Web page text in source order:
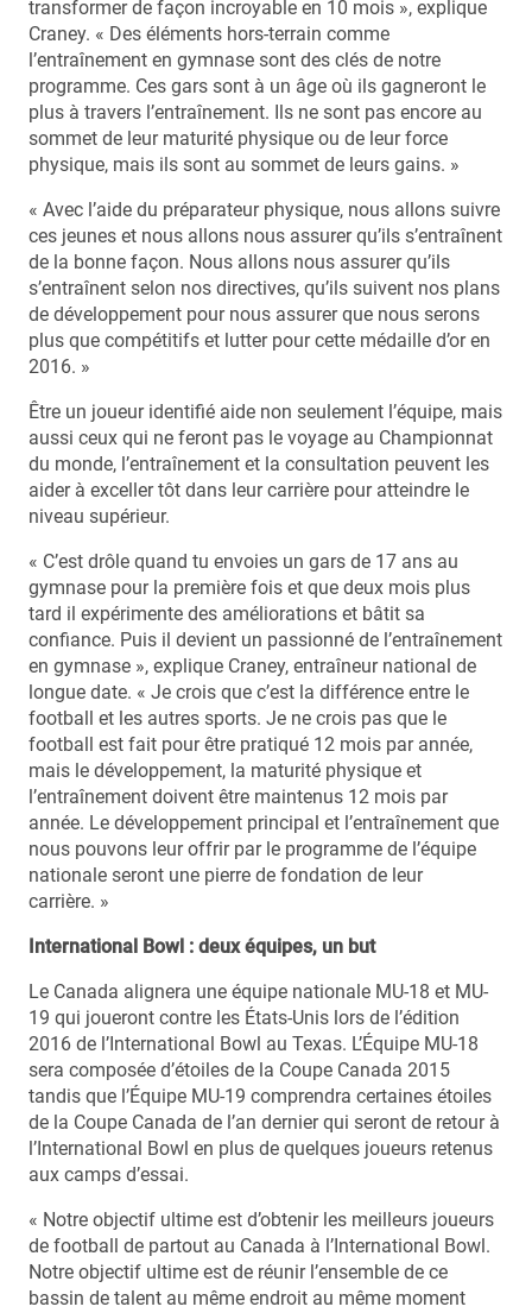
transformer de façon incroyable en 10 mois », explique
Craney. « Des éléments hors-terrain comme
l’entraînement en gymnase sont des clés de notre
programme. Ces gars sont à un âge où ils gagneront le
plus à travers l’entraînement. Ils ne sont pas encore au
sommet de leur maturité physique ou de leur force
physique, mais ils sont au sommet de leurs gains. »
« Avec l’aide du préparateur physique, nous allons suivre
ces jeunes et nous allons nous assurer qu’ils s’entraînent
de la bonne façon. Nous allons nous assurer qu’ils
s’entraînent selon nos directives, qu’ils suivent nos plans
de développement pour nous assurer que nous serons
plus que compétitifs et lutter pour cette médaille d’or en
2016. »
Être un joueur identifié aide non seulement l’équipe, mais
aussi ceux qui ne feront pas le voyage au Championnat
du monde, l’entraînement et la consultation peuvent les
aider à exceller tôt dans leur carrière pour atteindre le
niveau supérieur.
« C’est drôle quand tu envoies un gars de 17 ans au
gymnase pour la première fois et que deux mois plus
tard il expérimente des améliorations et bâtit sa
confiance. Puis il devient un passionné de l’entraînement
en gymnase », explique Craney, entraîneur national de
longue date. « Je crois que c’est la différence entre le
football et les autres sports. Je ne crois pas que le
football est fait pour être pratiqué 12 mois par année,
mais le développement, la maturité physique et
l’entraînement doivent être maintenus 12 mois par
année. Le développement principal et l’entraînement que
nous pouvons leur offrir par le programme de l’équipe
nationale seront une pierre de fondation de leur
carrière. »
International Bowl : deux équipes, un but
Le Canada alignera une équipe nationale MU-18 et MU-
19 qui joueront contre les États-Unis lors de l’édition
2016 de l’International Bowl au Texas. L’Équipe MU-18
sera composée d’étoiles de la Coupe Canada 2015
tandis que l’Équipe MU-19 comprendra certaines étoiles
de la Coupe Canada de l’an dernier qui seront de retour à
l’International Bowl en plus de quelques joueurs retenus
aux camps d’essai.
« Notre objectif ultime est d’obtenir les meilleurs joueurs
de football de partout au Canada à l’International Bowl.
Notre objectif ultime est de réunir l’ensemble de ce
bassin de talent au même endroit au même moment